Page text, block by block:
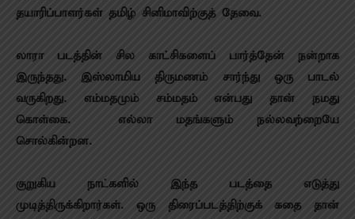
தயாரிப்பாளர்கள் தமிழ் சினிமாவிற்குத் தேவை.
லாரா படத்தின் சில காட்சிகளைப் பார்த்தேன் நன்றாக
இருந்தது. இஸ்லாமிய திருமணம் சார்ந்து ஒரு பாடல்
வருகிறது. எம்மதமும் சம்மதம் என்பது தான் நமது
கொள்கை. எல்லா மதங்களும் நல்லவற்றையே
சொல்கின்றன.
குறுகிய நாட்களில் இந்த படத்தை எடுத்து
முடித்திருக்கிறார்கள். ஒரு திரைப்படத்திற்குக் கதை தான்